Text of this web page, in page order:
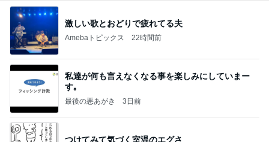
激しい歌とおどりで疲れてる夫
Amebaトピックス 22時間前
私達が何も言えなくなる事を楽しみにしていまー
す｡
最後の悪あがき 3日前
つけてみて気づく室温のエグさ